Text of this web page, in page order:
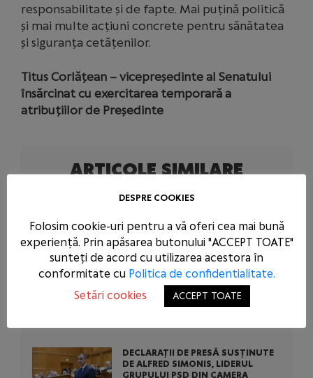
responsabilitate și de fapte. Mai puțină politică
și mai multe acțiuni concrete pentru sănătatea
și siguranța cetățenilor.
Titus Corlățean – vicepreședinte al Senatului
însărcinat cu exercitarea temporară a
atribuțiilor de Președinte
ARTICOLE SIMILARE
FĂRĂ CONFRUNTĂRI INTERNE PE
PSD FACE APEL CĂTRE TOATE
FORMAȚIUNILE POLITICE
CONFERINȚĂ DE PRESĂ
SUSȚINUTĂ DE PURTĂTORUL DE
CUVÂNT AL PSD, LUCIAN
ROMAȘCANU, ȘI SENATORUL PSD,
DECLARAȚII DE PRESĂ SUSȚINUTE
DE ALFRED SIMONIS, LIDERUL
GRUPULUI PSD DIN CAMERA
DESPRE COOKIES
Folosim cookie-uri pentru a vă oferi cea mai bună
experiență. Prin apăsarea butonului "ACCEPT TOATE"
sunteți de acord cu utilizarea acestora în
conformitate cu Politica de confidentialitate.
Setări cookies
ACCEPT TOATE